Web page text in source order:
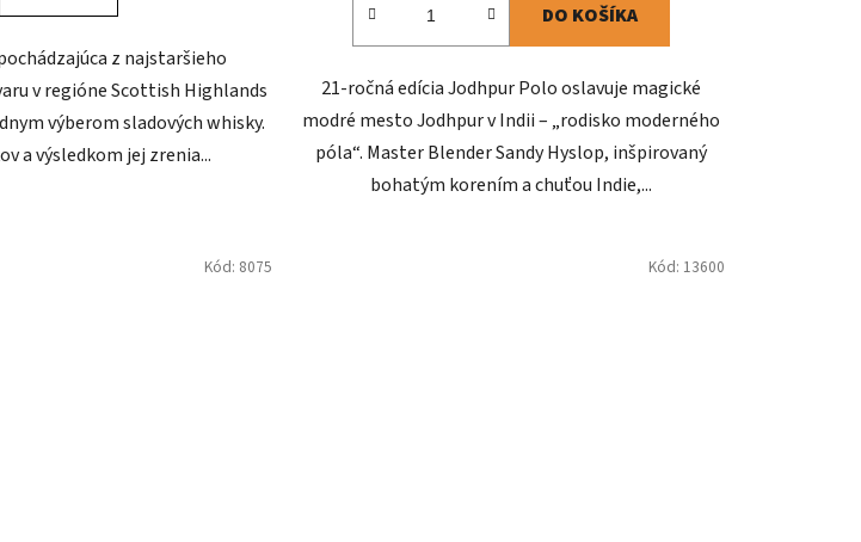
z najstaršieho
v regióne Scottish Highlands
výberom sladových whisky.
a výsledkom jej zrenia...
DO KOŠÍKA
21-ročná edícia Jodhpur Polo oslavuje magické
modré mesto Jodhpur v Indii – „rodisko moderného
póla“. Master Blender Sandy Hyslop, inšpirovaný
bohatým korením a chuťou Indie,...
Kód: 8075 Kód: 13600